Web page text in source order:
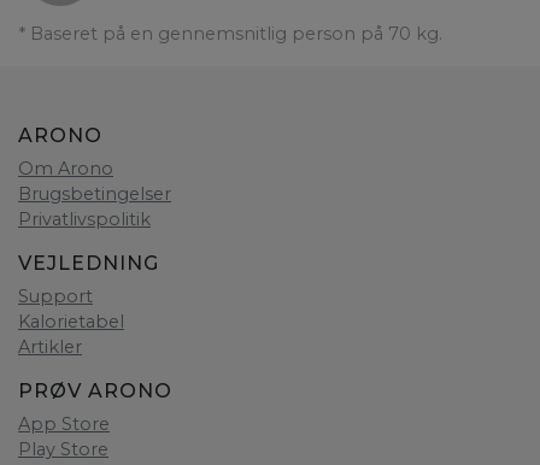
* Baseret på en gennemsnitlig person på 70 kg.
ARONO
Om Arono
Brugsbetingelser
Privatlivspolitik
VEJLEDNING
Support
Kalorietabel
Artikler
PRØV ARONO
App Store
Play Store